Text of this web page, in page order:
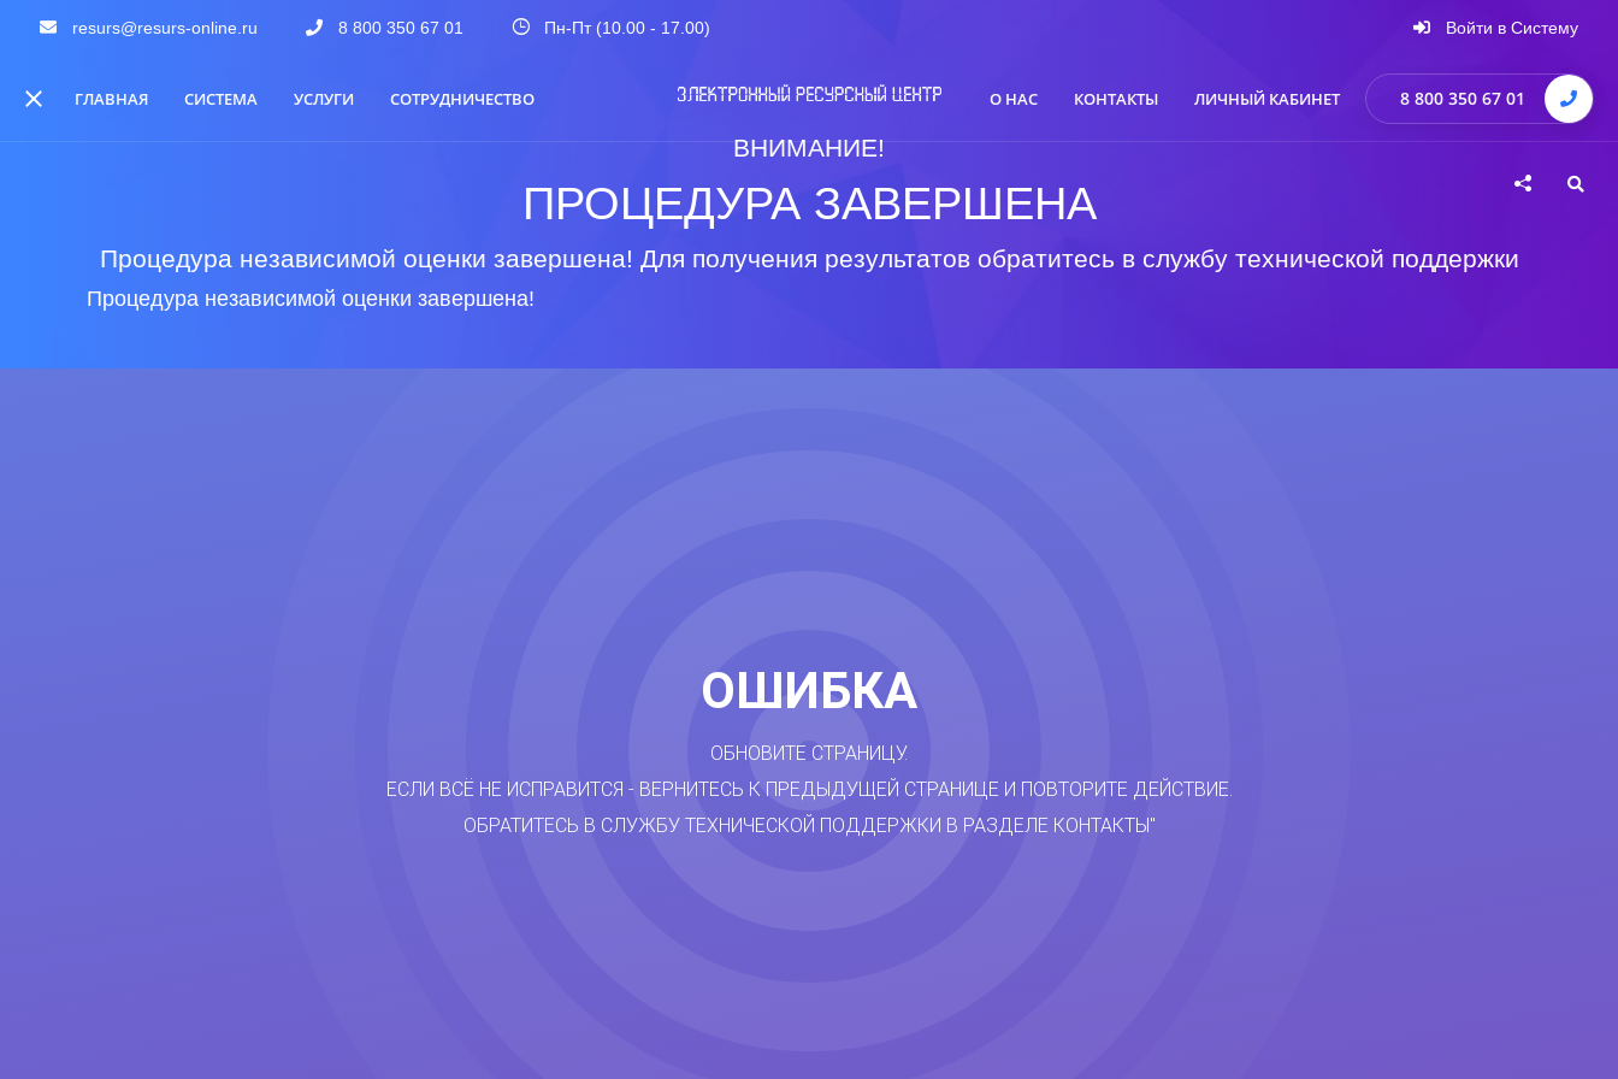
resurs@resurs-online.ru 8 800 350 67 01 Пн-Пт (10.00 - 17.00) Войти в Систему
ГЛАВНАЯ СИСТЕМА УСЛУГИ СОТРУДНИЧЕСТВО О НАС КОНТАКТЫ ЛИЧНЫЙ КАБИНЕТ 8 800 350 67 01
ВНИМАНИЕ!
ПРОЦЕДУРА ЗАВЕРШЕНА
Процедура независимой оценки завершена! Для получения результатов обратитесь в службу технической поддержки
Процедура независимой оценки завершена!
ОШИБКА
ОБНОВИТЕ СТРАНИЦУ.
ЕСЛИ ВСЁ НЕ ИСПРАВИТСЯ - ВЕРНИТЕСЬ К ПРЕДЫДУЩЕЙ СТРАНИЦЕ И ПОВТОРИТЕ ДЕЙСТВИЕ.
ОБРАТИТЕСЬ В СЛУЖБУ ТЕХНИЧЕСКОЙ ПОДДЕРЖКИ В РАЗДЕЛЕ КОНТАКТЫ"